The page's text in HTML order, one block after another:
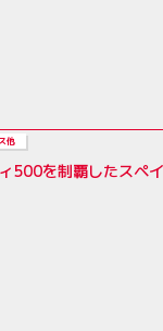
他
500を制覇したスペ